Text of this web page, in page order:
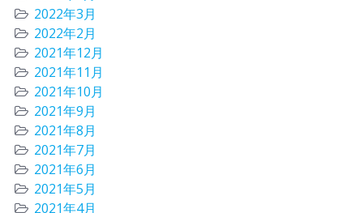
2022年3月
2022年2月
2021年12月
2021年11月
2021年10月
2021年9月
2021年8月
2021年7月
2021年6月
2021年5月
2021年4月